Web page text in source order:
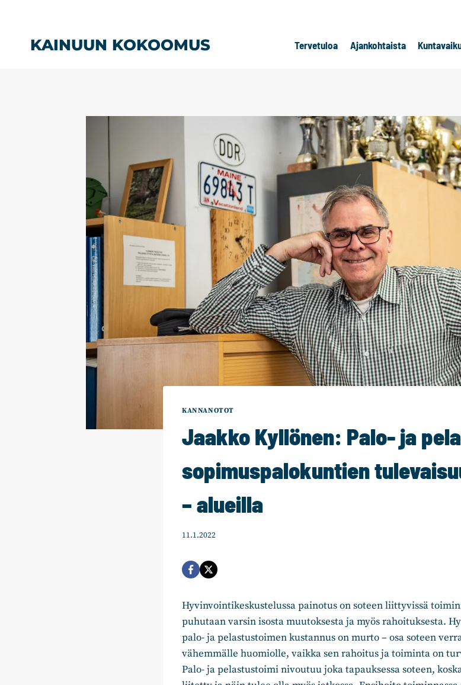
KAINUUN KOKOOMUS Tervetuloa Ajankohtaista
KANNANOTOT
Jaakko Kyllönen: Palo- ja
sopimuspalokuntien
– alueilla
11.1.2022
Hyvinvointikeskustelussa painotus on soteen liittyvissä
puhutaan varsin isosta muutoksesta ja myös rahoituksesta.
palo- ja pelastustoimen kustannus on murto – osa soteen
vähemmälle huomiolle, vaikka sen rahoitus ja toiminta on
Palo- ja pelastustoimi nivoutuu joka tapauksessa soteen,